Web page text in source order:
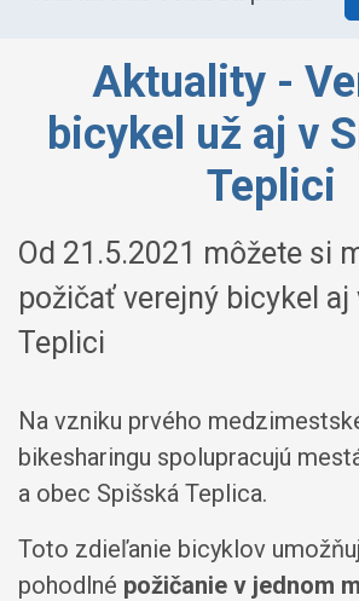
Aktuality -
bicykel už aj v
Teplici
Od 21.5.2021 môžete si
požičať verejný bicykel aj
Teplici
Na vzniku prvého
bikesharingu spolupracujú
a obec Spišská Teplica.
Toto zdieľanie bicyklov
pohodlné požičanie v jednom